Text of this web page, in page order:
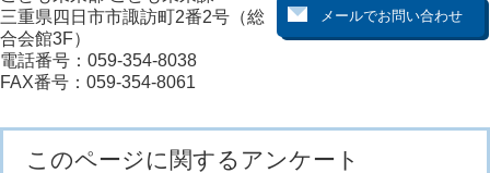
三重県四日市市諏訪町2番2号（総
合会館3F）
電話番号：059-354-8038
FAX番号：059-354-8061
このページに関するアンケート